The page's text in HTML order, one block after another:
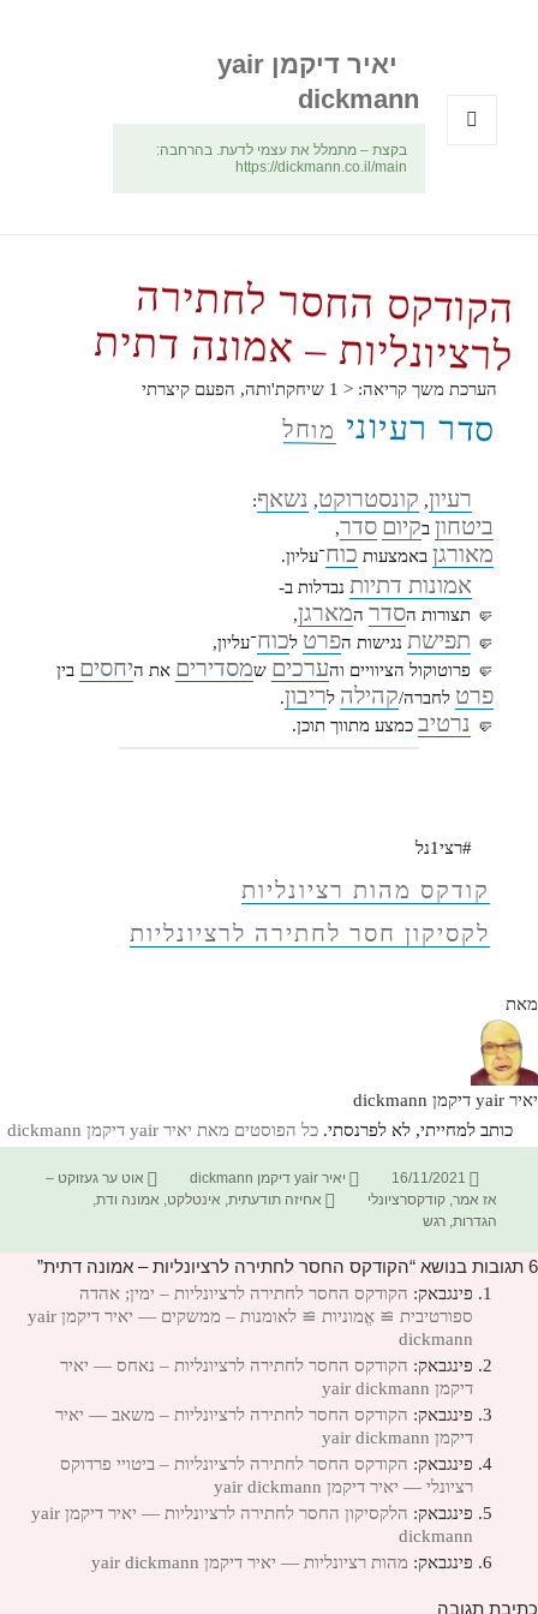
יאיר דיקמן yair
dickmann
בקצת – מתמלל את עצמי לדעת. בהרחבה:
https://dickmann.co.il/main
הקודקס החסר לחתירה
לרציונליות – אמונה דתית
הערכת משך קריאה: < 1 שיחקת'ותה, הפעם קיצרתי
סדר רעיוני מוחל
רעיון, קונסטרוקט, נשאף:
ביטחון בקיום סדר,
מאורגן באמצעות כוח־עליון.
אמונות דתיות נבדלות ב-
🤛 תצורות הסדר המארגן,
🤛 תפישת נגישות הפרט לכוח־עליון,
🤛 פרוטוקול הציוויים והערכים שמסדירים את היחסים בין
פרט לחברה/קהילה לריבון.
🤛 נרטיב כמצע מתווך תוכן.
#רצי1נל
קודקס מהות רציונליות
לקסיקון חסר לחתירה לרציונליות
מאת
יאיר yair דיקמן dickmann
כותב למחייתי, לא לפרנסתי. כל הפוסטים מאת יאיר yair דיקמן dickmann‏
פורסם
בתאריך
16/11/2021 מחבר
יאיר yair דיקמן dickmann קטגוריות
אוט ער געזוקט –
אז אמר,קודקסרציונלי תגיות
אחיזה תודעתית, אינטלקט, אמונה ודת,
הגדרות,רגש
6 תגובות בנושא “הקודקס החסר לחתירה לרציונליות – אמונה דתית”
פינגבאק: הקודקס החסר לחתירה לרציונליות – ימין; אהדה
ספורטיבית ≅ אֱמוניות ≅ לאומנות – ממשקים — יאיר דיקמן yair
dickmann
פינגבאק: הקודקס החסר לחתירה לרציונליות – נאחס — יאיר
דיקמן yair dickmann
פינגבאק: הקודקס החסר לחתירה לרציונליות – משאב — יאיר
דיקמן yair dickmann
פינגבאק: הקודקס החסר לחתירה לרציונליות – ביטויי פרדוקס
רציונלי — יאיר דיקמן yair dickmann
פינגבאק:
הלקסיקון החסר לחתירה לרציונליות — יאיר דיקמן yair
dickmann
פינגבאק: מהות רציונליות — יאיר דיקמן yair dickmann
כתיבת תגובה